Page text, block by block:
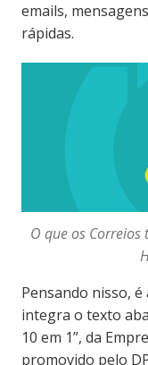
emails,
rápidas.
O que os Correios
Pensando nisso,
integra o texto
10 em 1”, da
promovido pelo